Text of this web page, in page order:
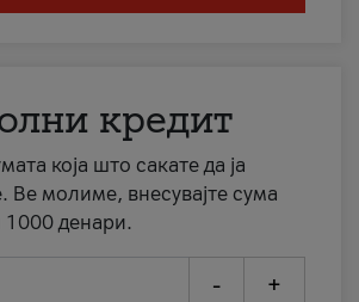
кредит
која што сакате да ја
Ве молиме, внесувајте сума
1000 денари.
- +